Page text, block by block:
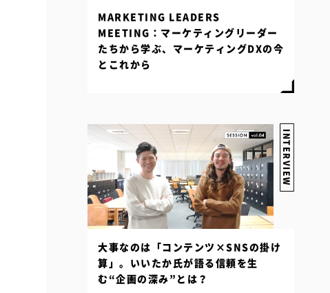
INTERVIEW
大事なのは「コンテンツ×SNSの掛け
算」。いいたか氏が語る信頼を生
む“企画の深み”とは？
MARKETING LEADERS
MEETING：マーケティングリーダー
たちから学ぶ、マーケティングDXの今
とこれから